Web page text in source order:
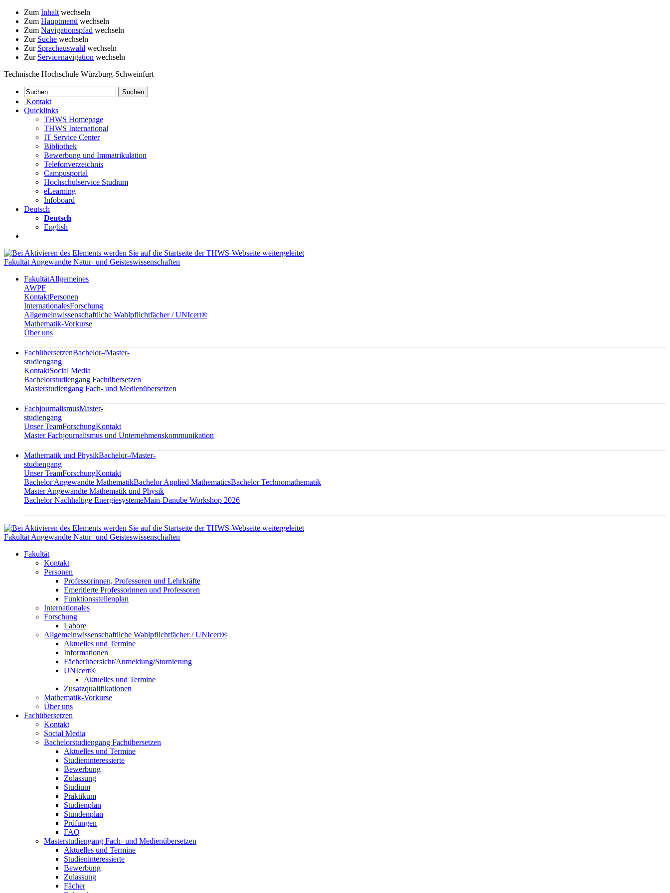
Zum Inhalt wechseln
Zum Hauptmenü wechseln
Zum Navigationspfad wechseln
Zur Suche wechseln
Zur Sprachauswahl wechseln
Zur Servicenavigation wechseln
Technische Hochschule Würzburg-Schweinfurt
Kontakt
Quicklinks
THWS Homepage
THWS International
IT Service Center
Bibliothek
Bewerbung und Immatrikulation
Telefonverzeichnis
Campusportal
Hochschulservice Studium
eLearning
Infoboard
Deutsch
Deutsch
English
Fakultät Angewandte Natur- und Geisteswissenschaften
FakultätAllgemeines
AWPF
KontaktPersonen
InternationalesForschung
Allgemeinwissenschaftliche Wahlpflichtfächer / UNIcert®
Mathematik-Vorkurse
Über uns
FachübersetzenBachelor-/Master-
studiengang
KontaktSocial Media
Bachelorstudiengang Fachübersetzen
Masterstudiengang Fach- und Medienübersetzen
FachjournalismusMaster-
studiengang
Unser TeamForschungKontakt
Master Fachjournalismus und Unternehmenskommunikation
Mathematik und PhysikBachelor-/Master-
studiengang
Unser TeamForschungKontakt
Bachelor Angewandte MathematikBachelor Applied MathematicsBachelor Technomathematik
Master Angewandte Mathematik und Physik
Bachelor Nachhaltige EnergiesystemeMain-Danube Workshop 2026
Fakultät Angewandte Natur- und Geisteswissenschaften
Fakultät
Kontakt
Personen
Professorinnen, Professoren und Lehrkräfte
Emeritierte Professorinnen und Professoren
Funktionsstellenplan
Internationales
Forschung
Labore
Allgemeinwissenschaftliche Wahlpflichtfächer / UNIcert®
Aktuelles und Termine
Informationen
Fächerübersicht/Anmeldung/Stornierung
UNIcert®
Aktuelles und Termine
Zusatzqualifikationen
Mathematik-Vorkurse
Über uns
Fachübersetzen
Kontakt
Social Media
Bachelorstudiengang Fachübersetzen
Aktuelles und Termine
Studieninteressierte
Bewerbung
Zulassung
Studium
Praktikum
Studienplan
Stundenplan
Prüfungen
FAQ
Masterstudiengang Fach- und Medienübersetzen
Aktuelles und Termine
Studieninteressierte
Bewerbung
Zulassung
Fächer